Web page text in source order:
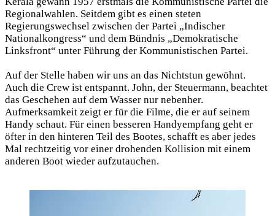
Regionalwahlen. Seitdem gibt es einen steten
Regierungswechsel zwischen der Partei „Indischer
Nationalkongress“ und dem Bündnis „Demokratische
Linksfront“ unter Führung der Kommunistischen Partei.
Auf der Stelle haben wir uns an das Nichtstun gewöhnt.
Auch die Crew ist entspannt. John, der Steuermann, beachtet
das Geschehen auf dem Wasser nur nebenher.
Aufmerksamkeit zeigt er für die Filme, die er auf seinem
Handy schaut. Für einen besseren Handyempfang geht er
öfter in den hinteren Teil des Bootes, schafft es aber jedes
Mal rechtzeitig vor einer drohenden Kollision mit einem
anderen Boot wieder aufzutauchen.